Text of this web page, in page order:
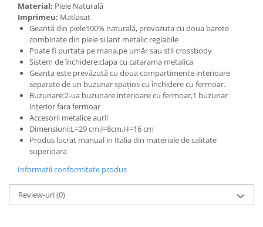
Material: Piele Naturală
Imprimeu: Matlasat
Geantă din piele100% naturală, prevazuta cu doua barete
combinate din piele si lant metalic reglabile
Poate fi purtata pe mana,pe umăr sau stil crossbody
Sistem de închidere:clapa cu catarama metalica
Geanta este prevăzută cu doua compartimente interioare
separate de un buzunar spațios cu închidere cu fermoar.
Buzunare:2-ua buzunare interioare cu fermoar,1 buzunar
interior fara fermoar
Accesorii metalice aurii
Dimensiuni:L=29 cm,l=8cm,H=16 cm
Produs lucrat manual in Italia din materiale de calitate
superioara
Informatii conformitate produs
Review-uri(0)